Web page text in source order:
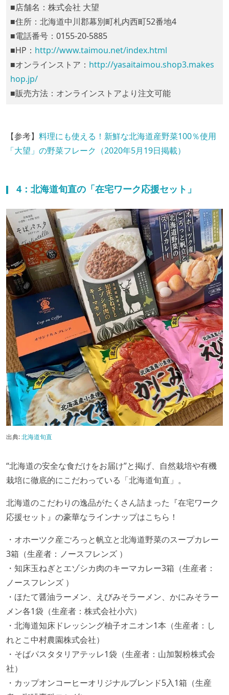
■店舗名：株式会社 大望
■住所：北海道中川郡幕別町札内西町52番地4
■電話番号：0155-20-5885
■HP： http://www.taimou.net/index.html
■オンラインストア： http://yasaitaimou.shop3.makes
hop.jp/
■販売方法：オンラインストアより注文可能
【参考】 料理にも使える！新鮮な北海道産野菜100％使用
「大望」の野菜フレーク（2020年5月19日掲載）
4：北海道旬直の「在宅ワーク応援セット」
出典:北海道旬直
“北海道の安全な食だけをお届け”と掲げ、自然栽培や有機
栽培に徹底的にこだわっている「北海道旬直」。
北海道のこだわりの逸品がたくさん詰まった『在宅ワーク
応援セット』の豪華なラインナップはこちら！
・オホーツク産ごろっと帆立と北海道野菜のスープカレー
3箱（生産者：ノースフレンズ ）
・知床玉ねぎとエゾシカ肉のキーマカレー3箱（生産者：
ノースフレンズ ）
・ほたて醤油ラーメン、えびみそラーメン、かにみそラー
メン各1袋（生産者：株式会社小六）
・北海道知床ドレッシング柚子オニオン1本（生産者：し
れとこ中村農園株式会社）
・そばパスタタリアテッレ1袋（生産者：山加製粉株式会
社）
・カップオンコーヒーオリジナルブレンド5入1箱（生産